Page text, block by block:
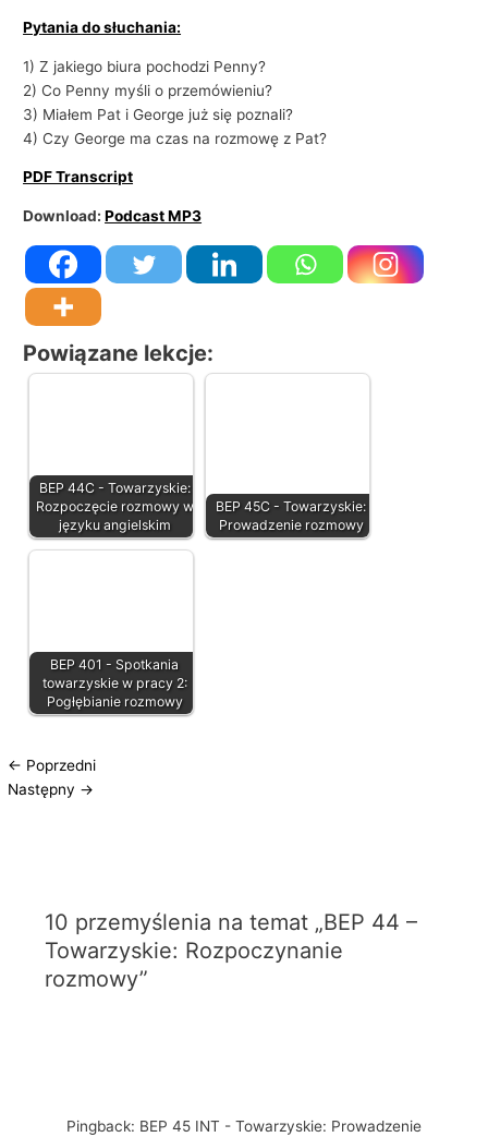
Pytania do słuchania:
1) Z jakiego biura pochodzi Penny?
2) Co Penny myśli o przemówieniu?
3) Miałem Pat i George już się poznali?
4) Czy George ma czas na rozmowę z Pat?
PDF Transcript
Download:Podcast MP3
Powiązane lekcje:
BEP 44C - Towarzyskie:
Rozpoczęcie rozmowy w
języku angielskim
BEP 45C - Towarzyskie:
Prowadzenie rozmowy
BEP 401 - Spotkania
towarzyskie w pracy 2:
Pogłębianie rozmowy
← Poprzedni
Następny →
10 przemyślenia na temat „BEP 44 –
Towarzyskie: Rozpoczynanie
rozmowy”
Pingback: BEP 45 INT - Towarzyskie: Prowadzenie